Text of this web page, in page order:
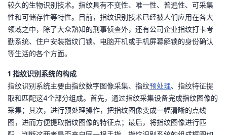
博
客
的
论
坛
我
的
圈
子
我
的
直
播
我
的
活
动
我
的
关
我
的
我
较久的生物识别技术。指纹具有不变性、唯一性、普遍性、可采集
性和可储存性等特性。目前，指纹识别技术已经被人们应用在各大
领域之中，除了大众熟知的刑事侦查外，还有公司企业指纹打卡考
勤系统、住户安装指纹门锁、电脑开机或手机屏幕解锁的身份确认
等生活的各个方面。
1 指纹识别系统的构成
指纹识别系统主要由指纹数字图像采集、指纹预处理、指纹特征提
取和匹配这4个部分组成。首先，通过指纹采集设备完成指纹图像的
采集；其次，进行预处理操作，把指纹图像变成一幅清晰的点线
图，进而方便提取指纹图像的特征点；最后，将指纹图像进行匹